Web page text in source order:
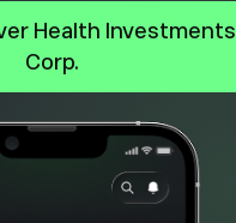
Health Investments
Corp.